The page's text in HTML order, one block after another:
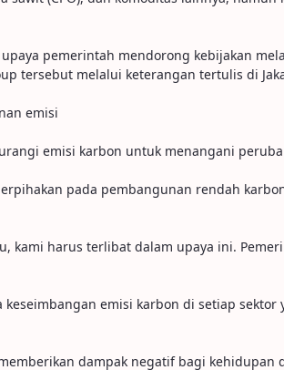
pemerintah mendorong kebijakan
tersebut melalui keterangan tertulis di
emisi
emisi karbon untuk menangani
pada pembangunan rendah
kami harus terlibat dalam upaya ini.
emisi karbon di setiap
dampak negatif bagi